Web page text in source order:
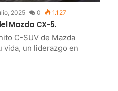
2025 0 1.127
Mazda CX-5.
C-SUV de Mazda
vida, un liderazgo en